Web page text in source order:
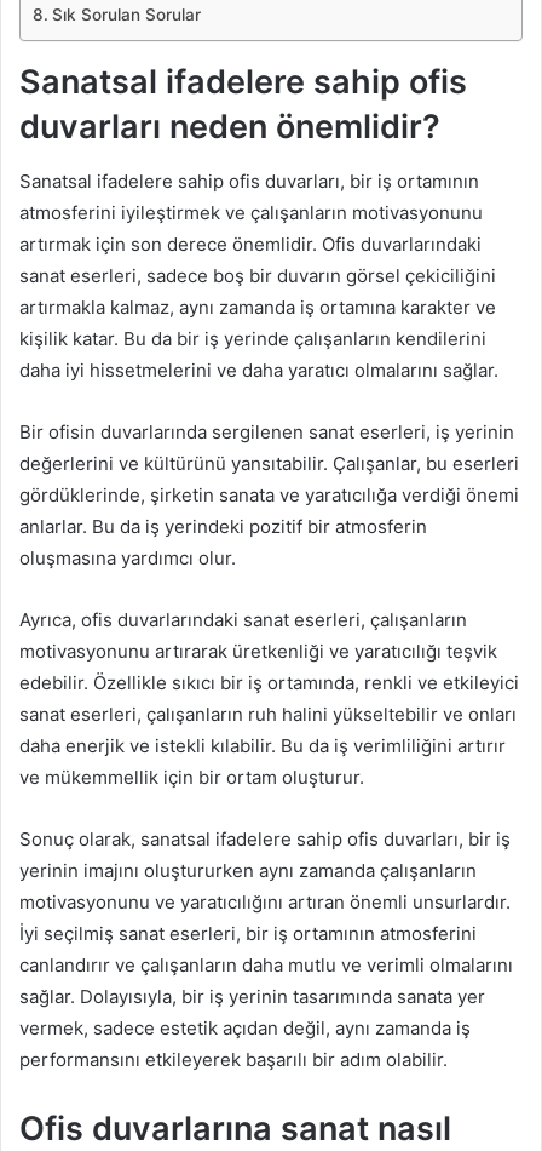
Sık Sorulan Sorular
Sanatsal ifadelere sahip ofis
duvarları neden önemlidir?
Sanatsal ifadelere sahip ofis duvarları, bir iş ortamının
atmosferini iyileştirmek ve çalışanların motivasyonunu
artırmak için son derece önemlidir. Ofis duvarlarındaki
sanat eserleri, sadece boş bir duvarın görsel çekiciliğini
artırmakla kalmaz, aynı zamanda iş ortamına karakter ve
kişilik katar. Bu da bir iş yerinde çalışanların kendilerini
daha iyi hissetmelerini ve daha yaratıcı olmalarını sağlar.
Bir ofisin duvarlarında sergilenen sanat eserleri, iş yerinin
değerlerini ve kültürünü yansıtabilir. Çalışanlar, bu eserleri
gördüklerinde, şirketin sanata ve yaratıcılığa verdiği önemi
anlarlar. Bu da iş yerindeki pozitif bir atmosferin
oluşmasına yardımcı olur.
Ayrıca, ofis duvarlarındaki sanat eserleri, çalışanların
motivasyonunu artırarak üretkenliği ve yaratıcılığı teşvik
edebilir. Özellikle sıkıcı bir iş ortamında, renkli ve etkileyici
sanat eserleri, çalışanların ruh halini yükseltebilir ve onları
daha enerjik ve istekli kılabilir. Bu da iş verimliliğini artırır
ve mükemmellik için bir ortam oluşturur.
Sonuç olarak, sanatsal ifadelere sahip ofis duvarları, bir iş
yerinin imajını oluştururken aynı zamanda çalışanların
motivasyonunu ve yaratıcılığını artıran önemli unsurlardır.
İyi seçilmiş sanat eserleri, bir iş ortamının atmosferini
canlandırır ve çalışanların daha mutlu ve verimli olmalarını
sağlar. Dolayısıyla, bir iş yerinin tasarımında sanata yer
vermek, sadece estetik açıdan değil, aynı zamanda iş
performansını etkileyerek başarılı bir adım olabilir.
Ofis duvarlarına sanat nasıl